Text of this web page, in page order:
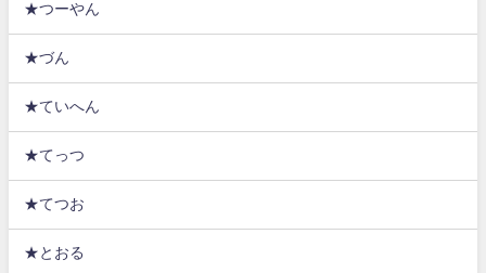
★つーやん
★づん
★ていへん
★てっつ
★てつお
★とおる